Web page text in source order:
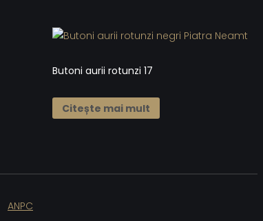
Butoni aurii rotunzi 17
Citește mai mult
ANPC